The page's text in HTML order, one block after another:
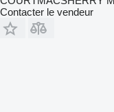
Contacter le vendeur